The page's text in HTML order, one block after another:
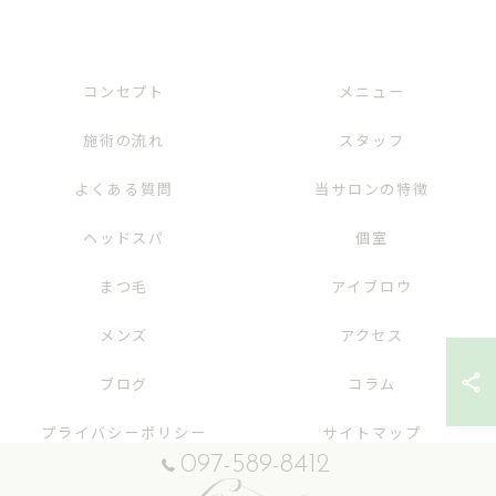
097-589-8412
コンセプト メニュー
施術の流れ スタッフ
よくある質問 当サロンの特徴
ヘッドスパ 個室
まつ毛 アイブロウ
メンズ アクセス
ブログ コラム
プライバシーポリシー サイトマップ